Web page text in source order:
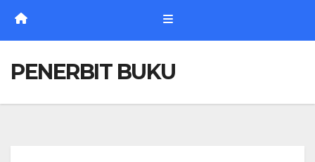
PENERBIT BUKU